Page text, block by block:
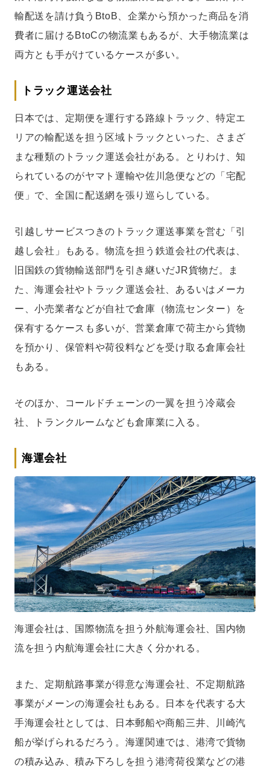
輸配送を請け負うBtoB、企業から預かった商品を消
費者に届けるBtoCの物流業もあるが、大手物流業は
両方とも手がけているケースが多い。
トラック運送会社
日本では、定期便を運行する路線トラック、特定エ
リアの輸配送を担う区域トラックといった、さまざ
まな種類のトラック運送会社がある。とりわけ、知
られているのがヤマト運輸や佐川急便などの「宅配
便」で、全国に配送網を張り巡らしている。
引越しサービスつきのトラック運送事業を営む「引
越し会社」もある。物流を担う鉄道会社の代表は、
旧国鉄の貨物輸送部門を引き継いだJR貨物だ。ま
た、海運会社やトラック運送会社、あるいはメーカ
ー、小売業者などが自社で倉庫（物流センター）を
保有するケースも多いが、営業倉庫で荷主から貨物
を預かり、保管料や荷役料などを受け取る倉庫会社
もある。
そのほか、コールドチェーンの一翼を担う冷蔵会
社、トランクルームなども倉庫業に入る。
海運会社
海運会社は、国際物流を担う外航海運会社、国内物
流を担う内航海運会社に大きく分かれる。
また、定期航路事業が得意な海運会社、不定期航路
事業がメーンの海運会社もある。日本を代表する大
手海運会社としては、日本郵船や商船三井、川崎汽
船が挙げられるだろう。海運関連では、港湾で貨物
の積み込み、積み下ろしを担う港湾荷役業などの港